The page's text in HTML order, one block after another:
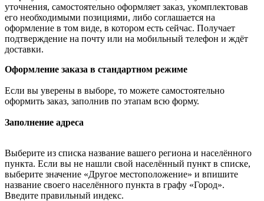
уточнения, самостоятельно оформляет заказ, укомплектовав
его необходимыми позициями, либо соглашается на
оформление в том виде, в котором есть сейчас. Получает
подтверждение на почту или на мобильный телефон и ждёт
доставки.
Оформление заказа в стандартном режиме
Если вы уверены в выборе, то можете самостоятельно
оформить заказ, заполнив по этапам всю форму.
Заполнение адреса
Выберите из списка название вашего региона и населённого
пункта. Если вы не нашли свой населённый пункт в списке,
выберите значение «Другое местоположение» и впишите
название своего населённого пункта в графу «Город».
Введите правильный индекс.